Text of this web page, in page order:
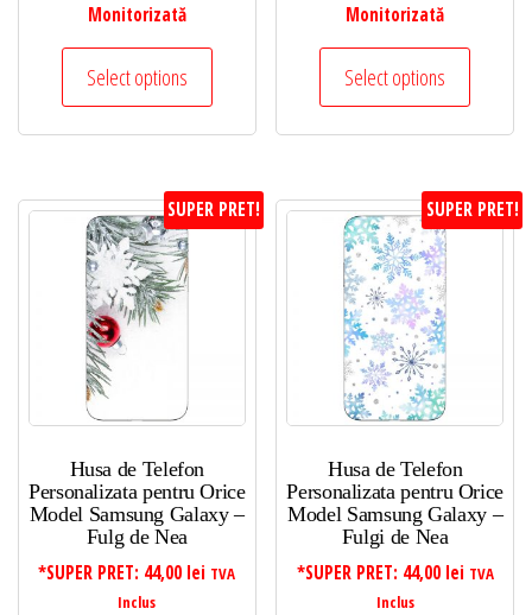
Monitorizată
Select options
Monitorizată
Select options
SUPER PRET!
Husa de Telefon
Personalizata pentru Orice
Model Samsung Galaxy –
Fulg de Nea
*SUPER PRET: 44,00 lei TVA
Inclus
SUPER PRET!
Husa de Telefon
Personalizata pentru Orice
Model Samsung Galaxy –
Fulgi de Nea
*SUPER PRET: 44,00 lei TVA
Inclus